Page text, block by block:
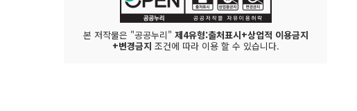
본 저작물은 "공공누리" 제4유형:출처표시+상업적 이용금지
+변경금지 조건에 따라 이용 할 수 있습니다.